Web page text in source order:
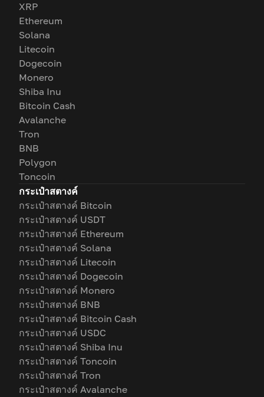
XRP
Ethereum
Solana
Litecoin
Dogecoin
Monero
Shiba Inu
Bitcoin Cash
Avalanche
Tron
BNB
Polygon
Toncoin
กระเป๋าสตางค์
กระเป๋าสตางค์ Bitcoin
กระเป๋าสตางค์ USDT
กระเป๋าสตางค์ Ethereum
กระเป๋าสตางค์ Solana
กระเป๋าสตางค์ Litecoin
กระเป๋าสตางค์ Dogecoin
กระเป๋าสตางค์ Monero
กระเป๋าสตางค์ BNB
กระเป๋าสตางค์ Bitcoin Cash
กระเป๋าสตางค์ USDC
กระเป๋าสตางค์ Shiba Inu
กระเป๋าสตางค์ Toncoin
กระเป๋าสตางค์ Tron
กระเป๋าสตางค์ Avalanche